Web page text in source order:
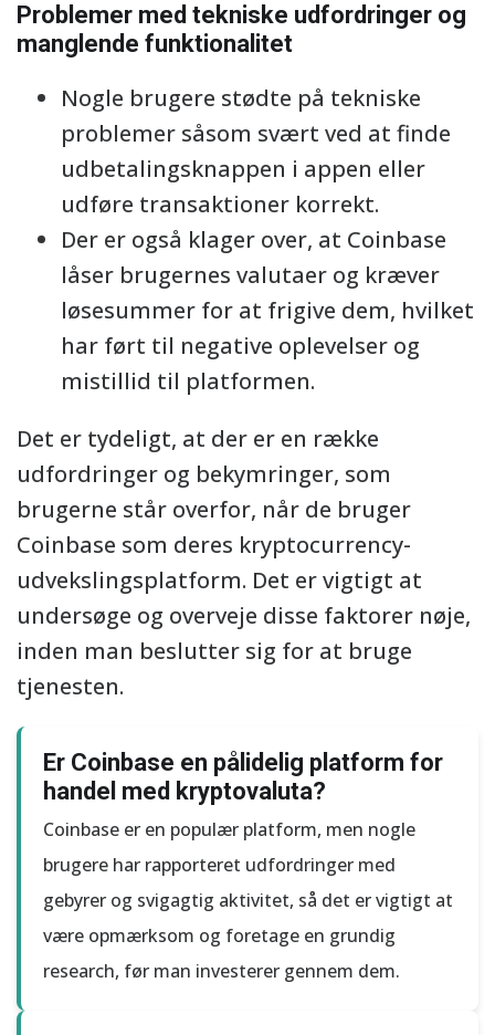
Problemer med tekniske udfordringer og
manglende funktionalitet
Nogle brugere stødte på tekniske
problemer såsom svært ved at finde
udbetalingsknappen i appen eller
udføre transaktioner korrekt.
Der er også klager over, at Coinbase
låser brugernes valutaer og kræver
løsesummer for at frigive dem, hvilket
har ført til negative oplevelser og
mistillid til platformen.
Det er tydeligt, at der er en række
udfordringer og bekymringer, som
brugerne står overfor, når de bruger
Coinbase som deres kryptocurrency-
udvekslingsplatform. Det er vigtigt at
undersøge og overveje disse faktorer nøje,
inden man beslutter sig for at bruge
tjenesten.
Er Coinbase en pålidelig platform for
handel med kryptovaluta?
Coinbase er en populær platform, men nogle
brugere har rapporteret udfordringer med
gebyrer og svigagtig aktivitet, så det er vigtigt at
være opmærksom og foretage en grundig
research, før man investerer gennem dem.